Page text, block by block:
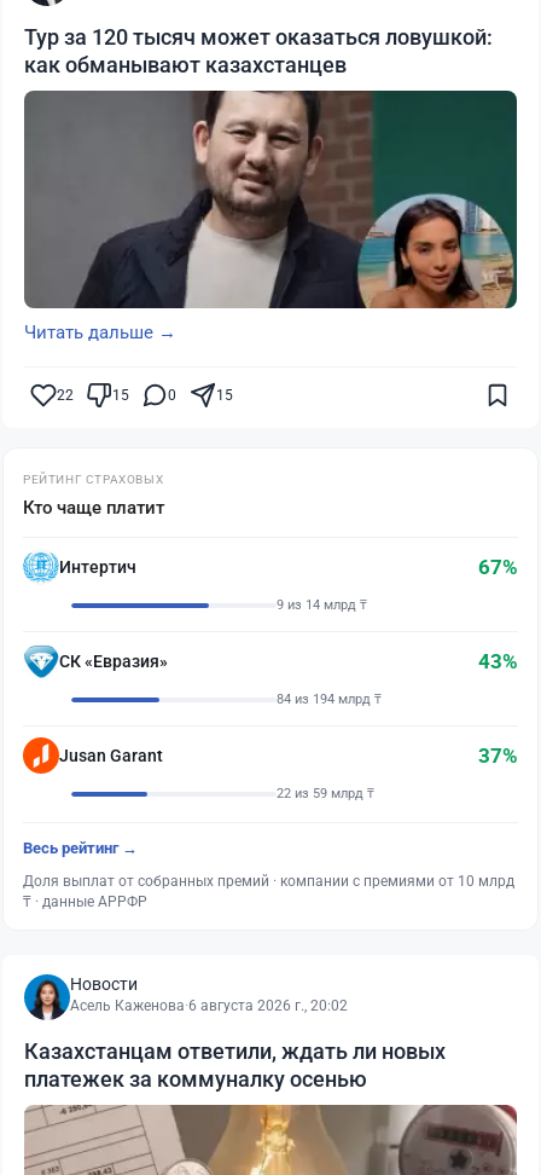
Тур за 120 тысяч может оказаться ловушкой:
как обманывают казахстанцев
Читать дальше →
22 15 0 15
РЕЙТИНГ СТРАХОВЫХ
Кто чаще платит
Интертич 67%
9 из 14 млрд ₸
СК «Евразия» 43%
84 из 194 млрд ₸
Jusan Garant 37%
22 из 59 млрд ₸
Весь рейтинг →
Доля выплат от собранных премий · компании с премиями от 10 млрд
₸ · данные АРРФР
Новости
Асель Каженова·6 августа 2026 г., 20:02
Казахстанцам ответили, ждать ли новых
платежек за коммуналку осенью